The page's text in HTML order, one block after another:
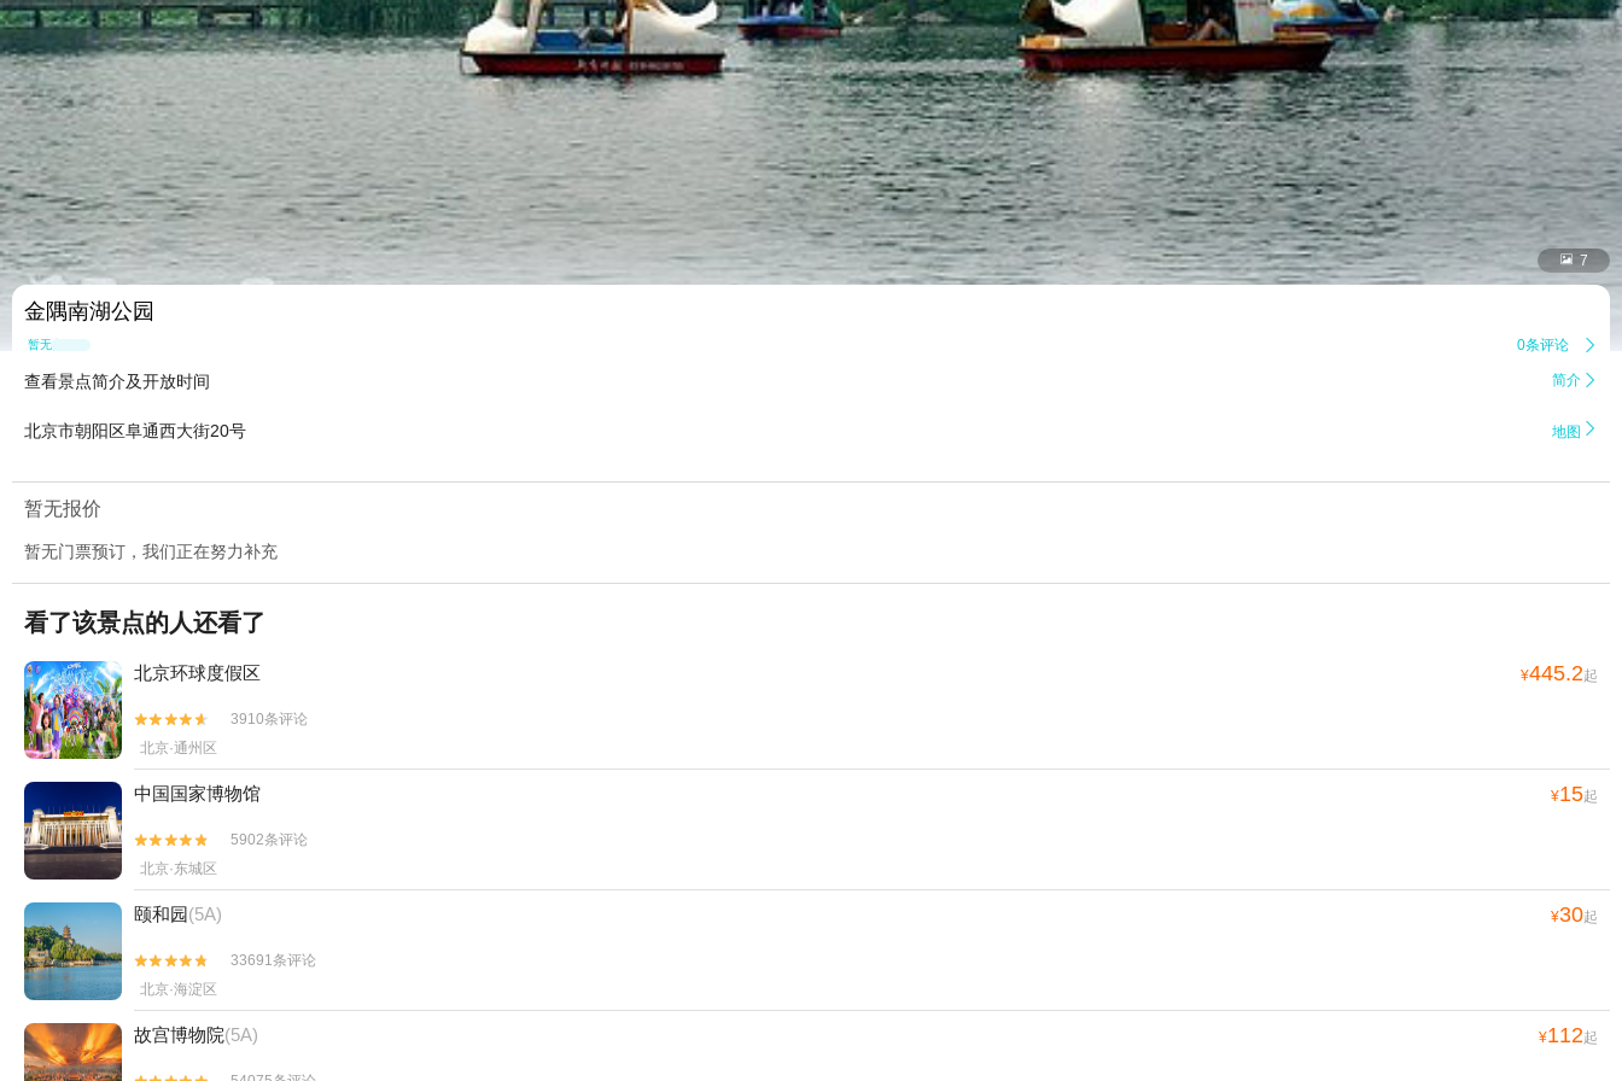
 7
金隅南湖公园
暂无点评 0条评论 
查看景点简介及开放时间 简介 
北京市朝阳区阜通西大街20号 地图 
暂无报价
暂无门票预订，我们正在努力补充
看了该景点的人还看了
北京环球度假区 ¥445.2起


3910条评论
北京·通州区
中国国家博物馆 ¥15起


5902条评论
北京·东城区
颐和园(5A) ¥30起


33691条评论
北京·海淀区
故宫博物院(5A) ¥112起